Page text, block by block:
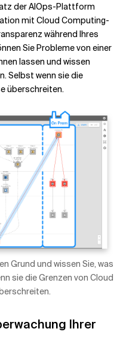
der AIOps-Plattform
mit Cloud Computing-
während Ihres
Sie Probleme von einer
lassen und wissen
Selbst wenn sie die
überschreiten.
Grund und wissen Sie, was
sie die Grenzen von Cloud
Ihrer